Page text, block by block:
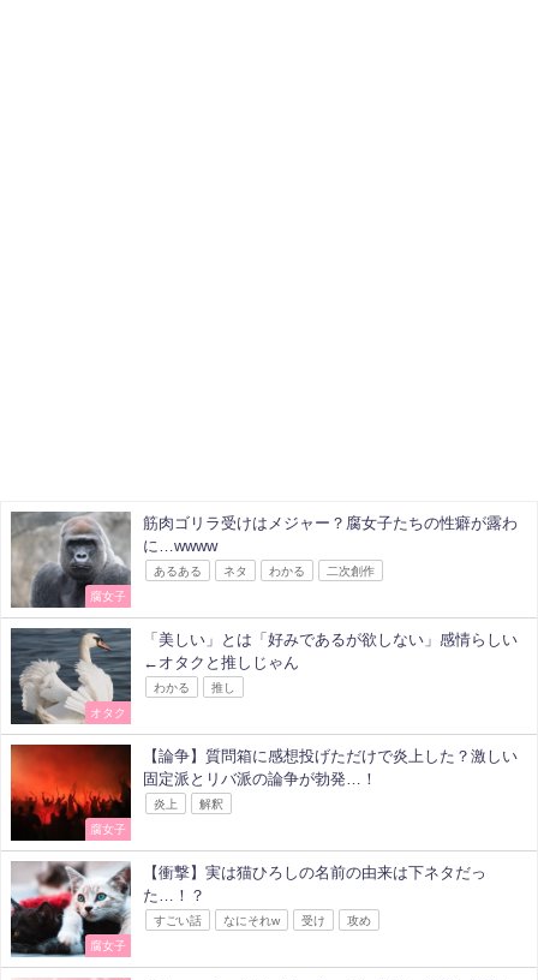
腐女子
筋肉ゴリラ受けはメジャー？腐女子たちの性癖が露わ
に…wwww
あるある ネタ わかる 二次創作
オタク
「美しい」とは「好みであるが欲しない」感情らしい
←オタクと推しじゃん
わかる 推し
腐女子
【論争】質問箱に感想投げただけで炎上した？激しい
固定派とリバ派の論争が勃発…！
炎上 解釈
腐女子
【衝撃】実は猫ひろしの名前の由来は下ネタだっ
た…！？
すごい話 なにそれw 受け 攻め